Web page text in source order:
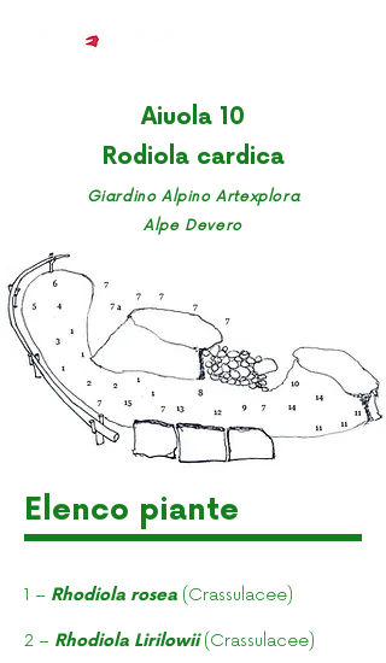
Aiuola 10
Rodiola cardica
Giardino Alpino Artexplora
Alpe Devero
Elenco piante
1 – Rhodiola rosea (Crassulacee)
2 – Rhodiola Lirilowii(Crassulacee)